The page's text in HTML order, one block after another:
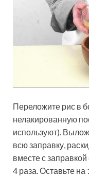
Переложите рис в
нелакированную
используют).
всю заправку,
вместе с
4 раза. Оставьте на